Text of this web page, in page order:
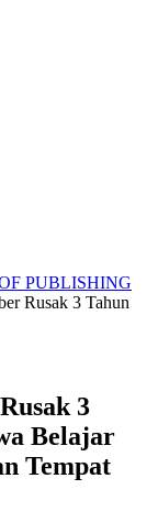
PUBLISHING
Rusak 3 Tahun
3
Belajar
Tempat